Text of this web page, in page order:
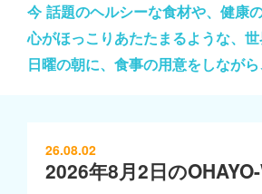
今 話題のヘルシーな食材や、健康
心がほっこりあたたまるような、世
日曜の朝に、食事の用意をしなが
26.08.02
2026年8月2日の